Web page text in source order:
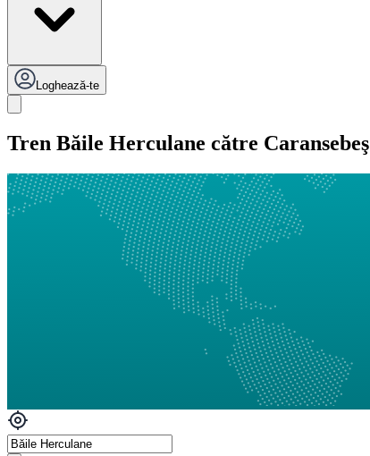
Loghează-te
Tren Băile Herculane către Caransebeş